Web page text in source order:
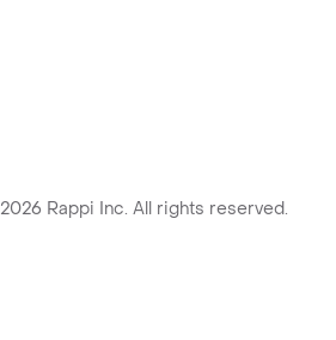
2026 Rappi Inc. All rights reserved.